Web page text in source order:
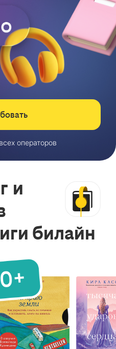
операторов
и
билайн